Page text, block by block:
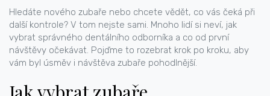
Hledáte nového zubaře nebo chcete vědět, co vás čeká při
další kontrole? V tom nejste sami. Mnoho lidí si neví, jak
vybrat správného dentálního odborníka a co od první
návštěvy očekávat. Pojďme to rozebrat krok po kroku, aby
vám byl úsměv i návštěva zubaře pohodlnější.